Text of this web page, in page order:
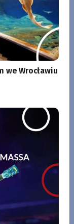
we Wrocławiu